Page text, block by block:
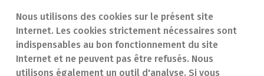
Nous utilisons des cookies sur le présent site
Internet. Les cookies strictement nécessaires sont
indispensables au bon fonctionnement du site
Internet et ne peuvent pas être refusés. Nous
utilisons également un outil d'analyse. Si vous
Trouver une
pharmacie
En cas d'urgence
Contact